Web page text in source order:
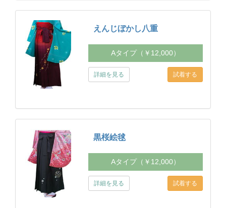
えんじぼかし八重
Aタイプ（￥12,000）
詳細を見る
黒桜絵毬
Aタイプ（￥12,000）
詳細を見る